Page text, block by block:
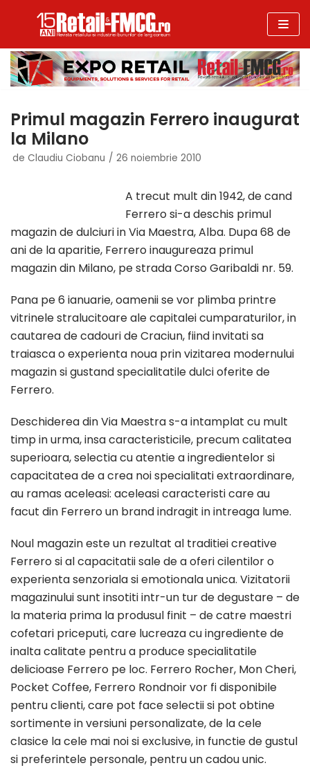
la
conținut
Primul magazin Ferrero inaugurat
la Milano
de Claudiu Ciobanu 26 noiembrie 2010
A trecut mult din 1942, de cand
Ferrero si-a deschis primul
magazin de dulciuri in Via Maestra, Alba. Dupa 68 de
ani de la aparitie, Ferrero inaugureaza primul
magazin din Milano, pe strada Corso Garibaldi nr. 59.
Pana pe 6 ianuarie, oamenii se vor plimba printre
vitrinele stralucitoare ale capitalei cumparaturilor, in
cautarea de cadouri de Craciun, fiind invitati sa
traiasca o experienta noua prin vizitarea modernului
magazin si gustand specialitatile dulci oferite de
Ferrero.
Deschiderea din Via Maestra s-a intamplat cu mult
timp in urma, insa caracteristicile, precum calitatea
superioara, selectia cu atentie a ingredientelor si
capacitatea de a crea noi specialitati extraordinare,
au ramas aceleasi: aceleasi caracteristi care au
facut din Ferrero un brand indragit in intreaga lume.
Noul magazin este un rezultat al traditiei creative
Ferrero si al capacitatii sale de a oferi cilentilor o
experienta senzoriala si emotionala unica. Vizitatorii
magazinului sunt insotiti intr-un tur de degustare – de
la materia prima la produsul finit – de catre maestri
cofetari priceputi, care lucreaza cu ingrediente de
inalta calitate pentru a produce specialitatile
delicioase Ferrero pe loc. Ferrero Rocher, Mon Cheri,
Pocket Coffee, Ferrero Rondnoir vor fi disponibile
pentru clienti, care pot face selectii si pot obtine
sortimente in versiuni personalizate, de la cele
clasice la cele mai noi si exclusive, in functie de gustul
si preferintele personale, pentru un cadou unic.